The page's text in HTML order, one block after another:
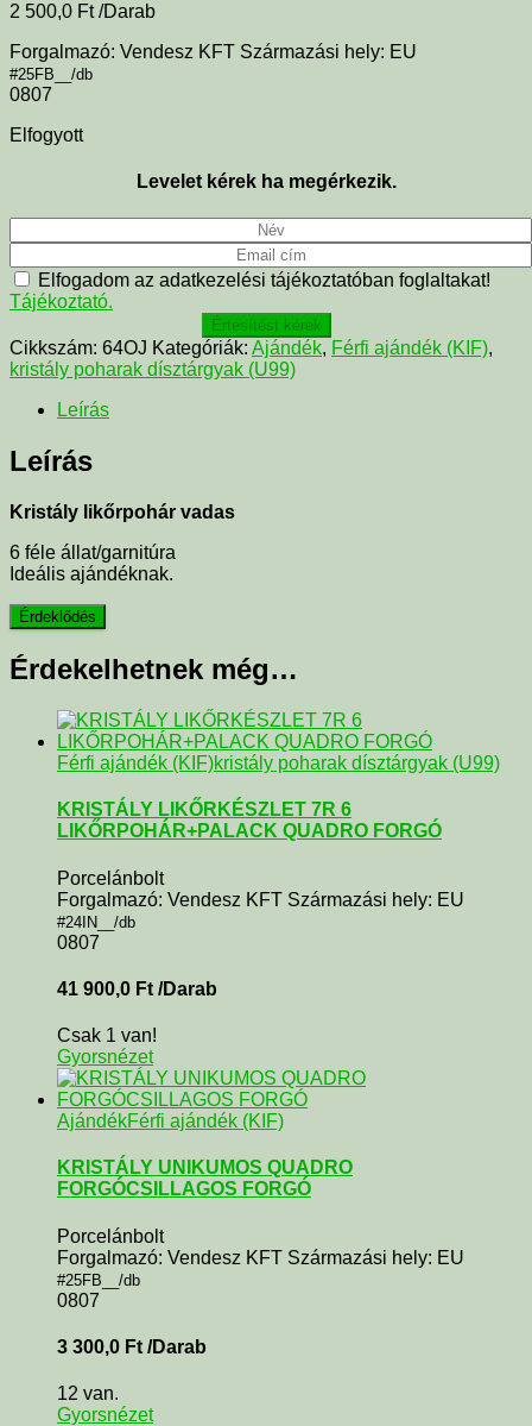
2 500,0 Ft /Darab
Forgalmazó: Vendesz KFT Származási hely: EU
#25FB__/db
0807
Elfogyott
Levelet kérek ha megérkezik.
Elfogadom az adatkezelési tájékoztatóban foglaltakat!
Tájékoztató.
Értesítést kérek
Cikkszám: 64OJ Kategóriák: Ajándék, Férfi ajándék (KIF),
kristály poharak dísztárgyak (U99)
Leírás
Leírás
Kristály likőrpohár vadas
6 féle állat/garnitúra
Ideális ajándéknak.
Érdekelhetnek még…
Férfi ajándék (KIF)kristály poharak dísztárgyak (U99)
KRISTÁLY LIKŐRKÉSZLET 7R 6
LIKŐRPOHÁR+PALACK QUADRO FORGÓ
Porcelánbolt
Forgalmazó: Vendesz KFT Származási hely: EU
#24IN__/db
0807
41 900,0 Ft /Darab
Csak 1 van!
Gyorsnézet
AjándékFérfi ajándék (KIF)
KRISTÁLY UNIKUMOS QUADRO
FORGÓCSILLAGOS FORGÓ
Porcelánbolt
Forgalmazó: Vendesz KFT Származási hely: EU
#25FB__/db
0807
3 300,0 Ft /Darab
12 van.
Gyorsnézet